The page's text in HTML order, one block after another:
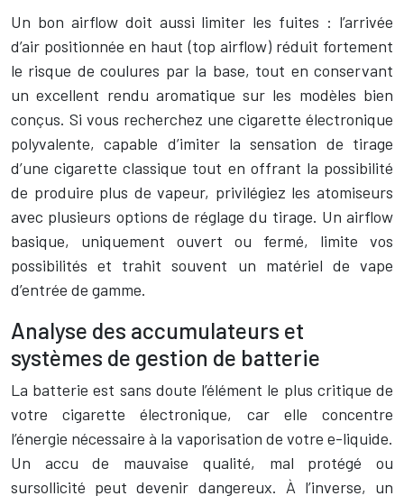
Un bon airflow doit aussi limiter les fuites : l’arrivée
d’air positionnée en haut (top airflow) réduit fortement
le risque de coulures par la base, tout en conservant
un excellent rendu aromatique sur les modèles bien
conçus. Si vous recherchez une cigarette électronique
polyvalente, capable d’imiter la sensation de tirage
d’une cigarette classique tout en offrant la possibilité
de produire plus de vapeur, privilégiez les atomiseurs
avec plusieurs options de réglage du tirage. Un airflow
basique, uniquement ouvert ou fermé, limite vos
possibilités et trahit souvent un matériel de vape
d’entrée de gamme.
Analyse des accumulateurs et
systèmes de gestion de batterie
La batterie est sans doute l’élément le plus critique de
votre cigarette électronique, car elle concentre
l’énergie nécessaire à la vaporisation de votre e-liquide.
Un accu de mauvaise qualité, mal protégé ou
sursollicité peut devenir dangereux. À l’inverse, un